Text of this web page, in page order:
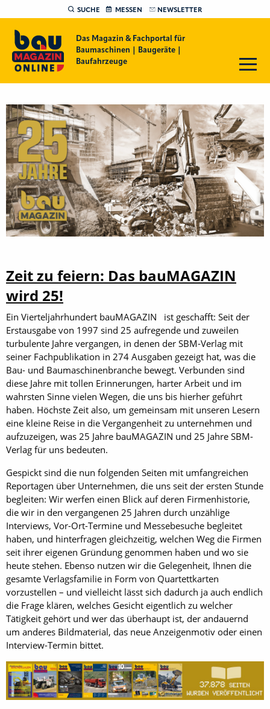
SUCHE MESSEN NEWSLETTER
Das Magazin & Fachportal für
Baumaschinen | Baugeräte |
Baufahrzeuge
Zeit zu feiern: Das bauMAGAZIN
wird 25!
Ein Vierteljahrhundert bauMAGAZIN ist geschafft: Seit der
Erstausgabe von 1997 sind 25 aufregende und zuweilen
turbulente Jahre vergangen, in denen der SBM-Verlag mit
seiner Fachpublikation in 274 Ausgaben gezeigt hat, was die
Bau- und Baumaschinenbranche bewegt. Verbunden sind
diese Jahre mit tollen Erinnerungen, harter Arbeit und im
wahrsten Sinne vielen Wegen, die uns bis hierher geführt
haben. Höchste Zeit also, um gemeinsam mit unseren Lesern
eine kleine Reise in die Vergangenheit zu unternehmen und
aufzuzeigen, was 25 Jahre bauMAGAZIN und 25 Jahre SBM-
Verlag für uns bedeuten.
Gespickt sind die nun folgenden Seiten mit umfangreichen
Reportagen über Unternehmen, die uns seit der ersten Stunde
begleiten: Wir werfen einen Blick auf deren Firmenhistorie,
die wir in den vergangenen 25 Jahren durch unzählige
Interviews, Vor-Ort-Termine und Messebesuche begleitet
haben, und hinterfragen gleichzeitig, welchen Weg die Firmen
seit ihrer eigenen Gründung genommen haben und wo sie
heute stehen. Ebenso nutzen wir die Gelegenheit, Ihnen die
gesamte Verlagsfamilie in Form von Quartettkarten
vorzustellen – und vielleicht lässt sich dadurch ja auch endlich
die Frage klären, welches Gesicht eigentlich zu welcher
Tätigkeit gehört und wer das überhaupt ist, der andauernd
um anderes Bildmaterial, das neue Anzeigenmotiv oder einen
Interview-Termin bittet.